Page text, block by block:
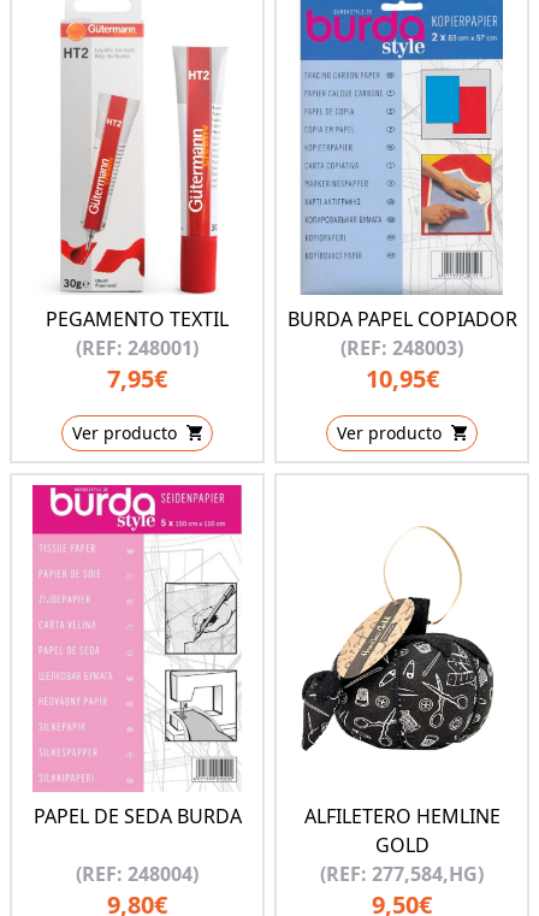
PEGAMENTO TEXTIL
(REF: 248001)
7,95€
Ver producto
BURDA PAPEL COPIADOR
(REF: 248003)
10,95€
Ver producto
PAPEL DE SEDA BURDA
(REF: 248004)
9,80€
ALFILETERO HEMLINE
GOLD
(REF: 277,584,HG)
9,50€